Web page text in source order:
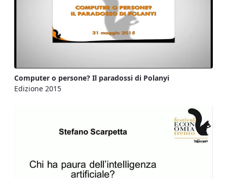
Computer o persone? Il paradossi di Polanyi
Edizione 2015